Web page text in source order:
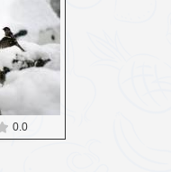
0.0